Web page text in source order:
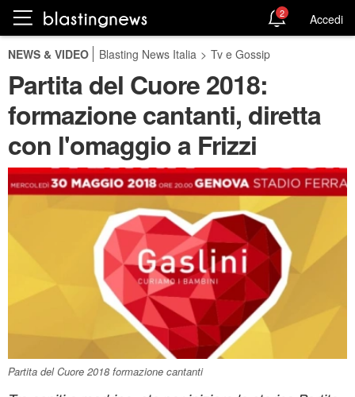
2 Accedi
NEWS & VIDEO Blasting News Italia > Tv e Gossip
Partita del Cuore 2018:
formazione cantanti, diretta
con l'omaggio a Frizzi
Partita del Cuore 2018 formazione cantanti